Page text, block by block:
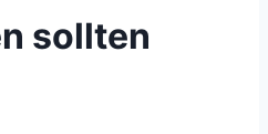
sollten